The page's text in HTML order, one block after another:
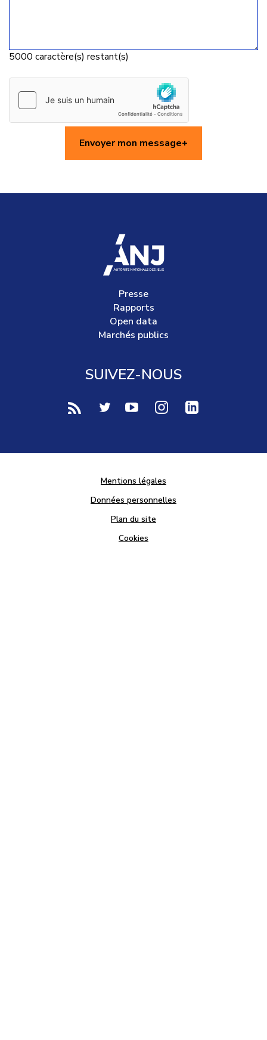
5000 caractère(s) restant(s)
Envoyer mon message
accueil
Presse
Rapports
Open data
Marchés publics
SUIVEZ-NOUS
voir notre page rss (Nouvelle fenêtre)
voir notre page twitter (Nouvelle
voir notre page youtube-play
voir notre page
Mentions légales
Données personnelles
Plan du site
Cookies